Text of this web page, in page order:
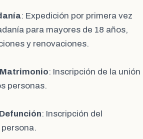
: Expedición por primera vez
para mayores de 18 años,
y renovaciones.
: Inscripción de la unión
personas.
: Inscripción del